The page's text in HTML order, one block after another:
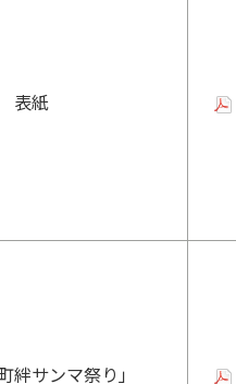
表紙
絆サンマ祭り」